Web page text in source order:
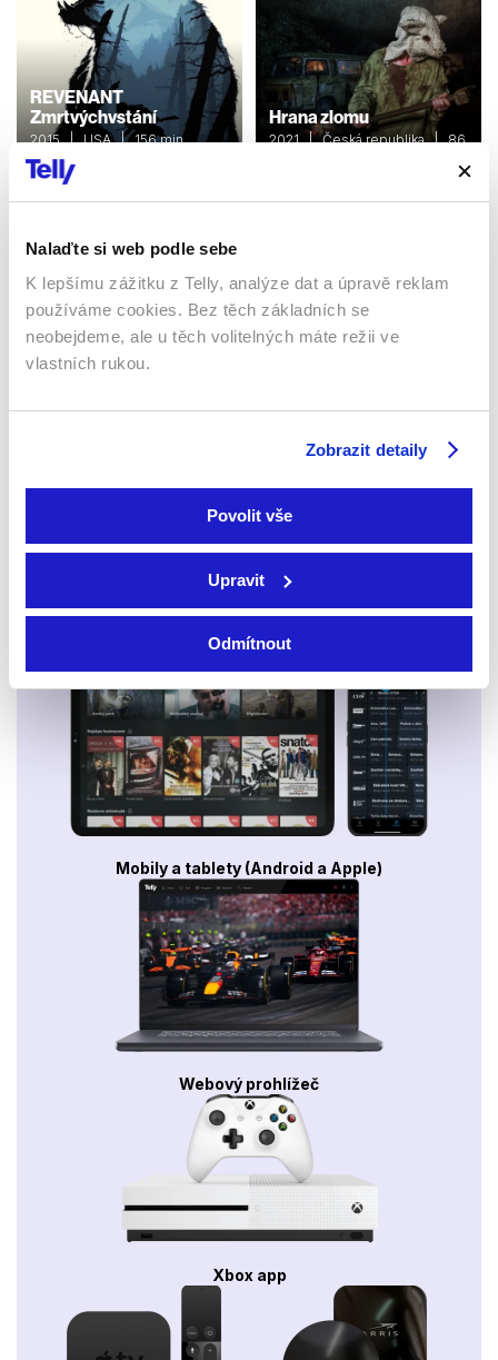
Nalaďte si web podle sebe
K lepšímu zážitku z Telly, analýze dat a úpravě reklam
používáme cookies. Bez těch základních se
neobejdeme, ale u těch volitelných máte režii ve
vlastních rukou.
Zobrazit detaily
Povolit vše
Upravit
Odmítnout
REVENANT
Zmrtvýchvstání
2015 | USA | 156 min
Filmy / Thrillery /
Dobrodružné / Western
Hrana zlomu
2021 | Česká republika | 86
Sledujte kdekoliv až na 6 zařízeních
Sledovat internetovou televizi jde odkudkoliv
po celé EU, a to až na 6 zařízeních.
Smart TV - Android, Google, Samsung, LG, VIDAA
Mobily a tablety (Android a Apple)
Webový prohlížeč
Xbox app